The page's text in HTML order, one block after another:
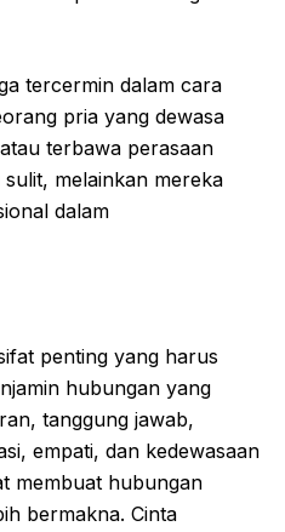
tercermin dalam cara
pria yang dewasa
terbawa perasaan
melainkan mereka
dalam
penting yang harus
hubungan yang
tanggung jawab,
empati, dan kedewasaan
membuat hubungan
bermakna. Cinta